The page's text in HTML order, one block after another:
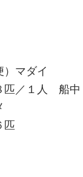
マダイ
匹／１人 船中
匹